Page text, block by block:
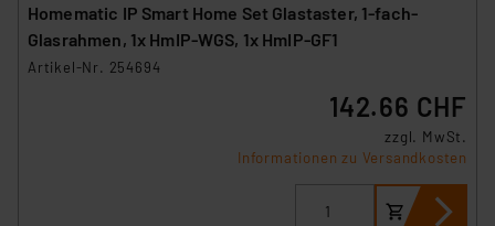
Homematic IP Smart Home Set Glastaster, 1-fach-
Glasrahmen, 1x HmIP-WGS, 1x HmIP-GF1
Artikel-Nr. 254694
142.66 CHF
zzgl. MwSt.
Informationen zu Versandkosten